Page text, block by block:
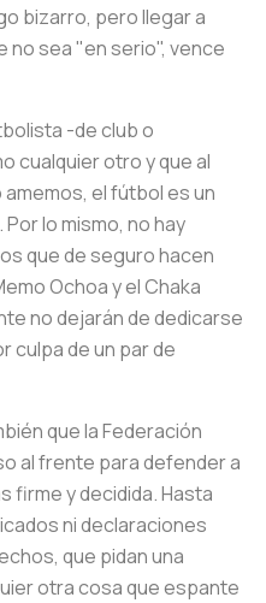
bizarro, pero llegar a
no sea "en serio", vence
-de club o
cualquier otro y que al
el fútbol es un
lo mismo, no hay
que de seguro hacen
Ochoa y el Chaka
no dejarán de dedicarse
culpa de un par de
que la Federación
al frente para defender a
firme y decidida. Hasta
ni declaraciones
que pidan una
otra cosa que espante